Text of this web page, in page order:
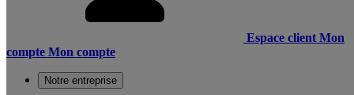
Espace client Mon
compte Mon compte
Notre entreprise